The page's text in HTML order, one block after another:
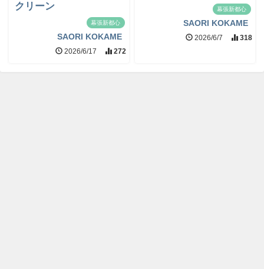
クリーン
幕張新都心
SAORI KOKAME
2026/6/17 272
幕張新都心
SAORI KOKAME
2026/6/7 318